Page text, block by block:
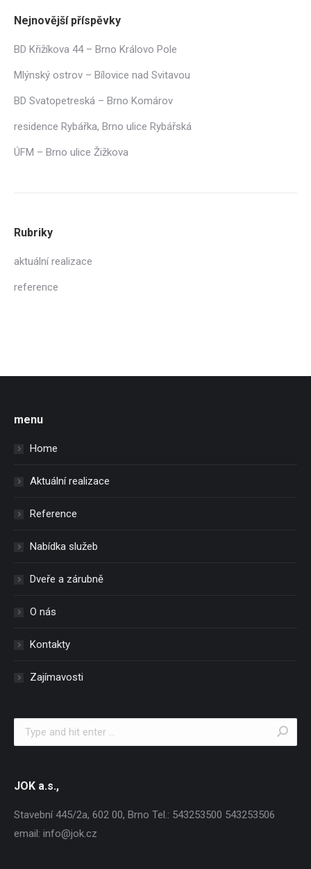
Nejnovější příspěvky
BD Křižíkova 44 – Brno Královo Pole
Mlýnský ostrov – Bílovice nad Svitavou
BD Svatopetreská – Brno Komárov
residence Rybářka, Brno ulice Rybářská
ÚFM – Brno ulice Žižkova
Rubriky
aktuální realizace
reference
menu
Home
Aktuální realizace
Reference
Nabídka služeb
Dveře a zárubně
O nás
Kontakty
Zajímavosti
Search:
JOK a.s.,
Stavební 445/2a, 602 00, Brno Tel.: 543253500 543253506
email: info@jok.cz